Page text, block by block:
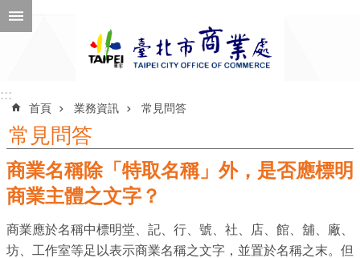
跳到主要內容區塊
公
告
息
::::::
首頁 業務資訊 常見問答
常見問答
商業名稱除「特取名稱」外，是否應標明
商業主體之文字？
商業應於名稱中標明堂、記、行、號、社、店、館、舖、廠、
坊、工作室等足以表示商業名稱之文字，並置於名稱之末。但